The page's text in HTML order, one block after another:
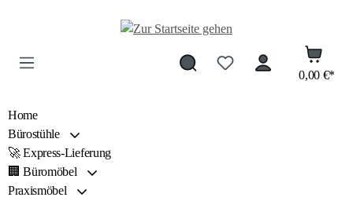
Zum Hauptinhalt springen
0,00 €*
Home
Bürostühle
🚀 Express-Lieferung
🏢 Büromöbel
Praxismöbel